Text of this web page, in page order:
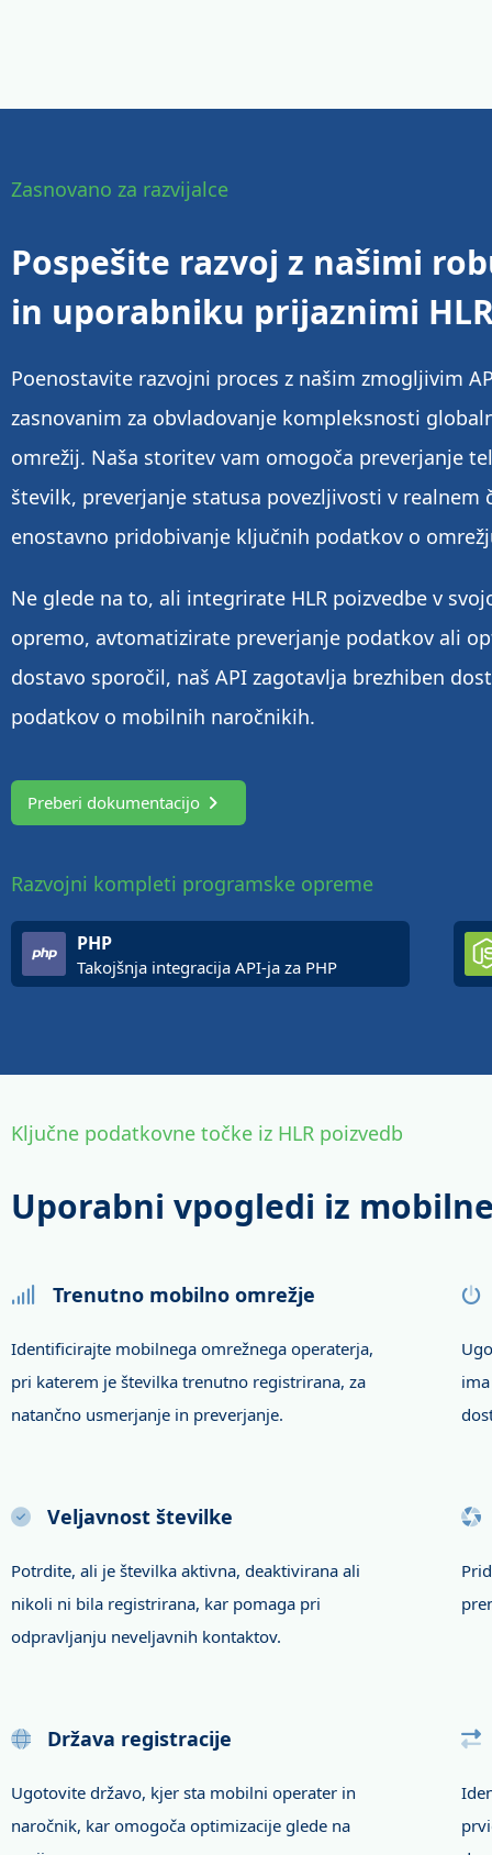
Zasnovano za razvijalce
Pospešite razvoj z našimi
in uporabniku prijaznimi
Poenostavite razvojni proces z našim zmogljivim
zasnovanim za obvladovanje kompleksnosti
omrežij. Naša storitev vam omogoča preverjanje
številk, preverjanje statusa povezljivosti v realnem
enostavno pridobivanje ključnih podatkov o
Ne glede na to, ali integrirate HLR poizvedbe v
opremo, avtomatizirate preverjanje podatkov ali
dostavo sporočil, naš API zagotavlja brezhiben
podatkov o mobilnih naročnikih.
Preberi dokumentacijo
Razvojni kompleti programske opreme
PHP
Takojšnja integracija API-ja za PHP
Ključne podatkovne točke iz HLR poizvedb
Uporabni vpogledi iz
Trenutno mobilno omrežje
Identificirajte mobilnega omrežnega operaterja,
pri katerem je številka trenutno registrirana, za
natančno usmerjanje in preverjanje.
Veljavnost številke
Potrdite, ali je številka aktivna, deaktivirana ali
nikoli ni bila registrirana, kar pomaga pri
odpravljanju neveljavnih kontaktov.
Država registracije
Ugotovite državo, kjer sta mobilni operater in
naročnik, kar omogoča optimizacije glede na